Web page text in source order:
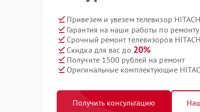
Привезем и увезем телевизор
Гарантия на наши работы по ремонту
Срочный ремонт телевизоров
Скидка для вас до 20%
Получите 1500 рублей на ремонт
Оригинальные комплектующие
Получить консультацию